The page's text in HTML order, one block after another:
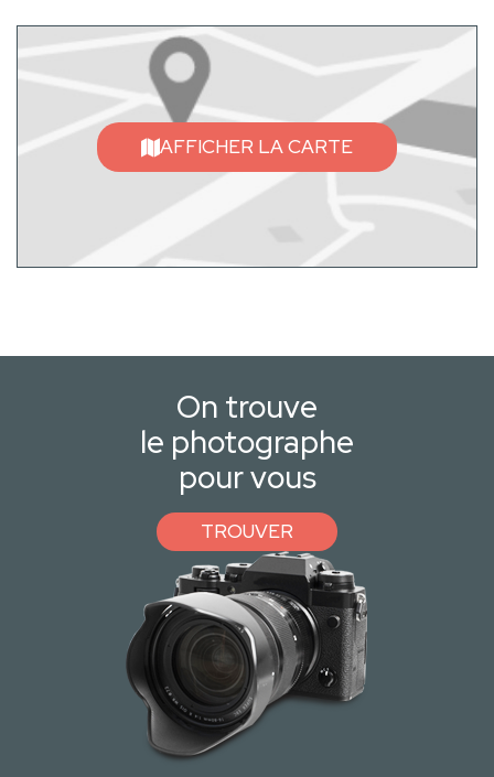
AFFICHER LA CARTE
On trouve
le photographe
pour vous
TROUVER